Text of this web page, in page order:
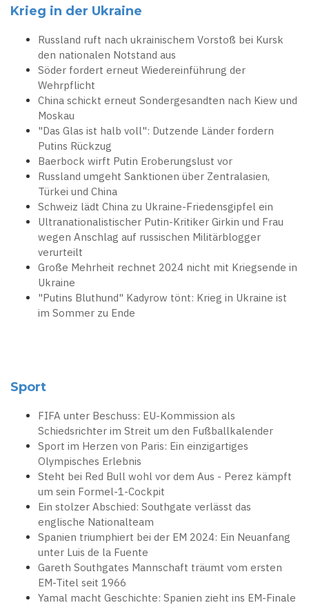
Krieg in der Ukraine
Russland ruft nach ukrainischem Vorstoß bei Kursk
den nationalen Notstand aus
Söder fordert erneut Wiedereinführung der
Wehrpflicht
China schickt erneut Sondergesandten nach Kiew und
Moskau
"Das Glas ist halb voll": Dutzende Länder fordern
Putins Rückzug
Baerbock wirft Putin Eroberungslust vor
Russland umgeht Sanktionen über Zentralasien,
Türkei und China
Schweiz lädt China zu Ukraine-Friedensgipfel ein
Ultranationalistischer Putin-Kritiker Girkin und Frau
wegen Anschlag auf russischen Militärblogger
verurteilt
Große Mehrheit rechnet 2024 nicht mit Kriegsende in
Ukraine
"Putins Bluthund" Kadyrow tönt: Krieg in Ukraine ist
im Sommer zu Ende
Sport
FIFA unter Beschuss: EU-Kommission als
Schiedsrichter im Streit um den Fußballkalender
Sport im Herzen von Paris: Ein einzigartiges
Olympisches Erlebnis
Steht bei Red Bull wohl vor dem Aus - Perez kämpft
um sein Formel-1-Cockpit
Ein stolzer Abschied: Southgate verlässt das
englische Nationalteam
Spanien triumphiert bei der EM 2024: Ein Neuanfang
unter Luis de la Fuente
Gareth Southgates Mannschaft träumt vom ersten
EM-Titel seit 1966
Yamal macht Geschichte: Spanien zieht ins EM-Finale